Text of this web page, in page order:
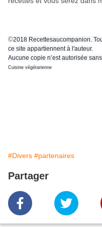
©2018 Recettesaucompanion.
ce site appartiennent à l'auteur.
Aucune copie n’est autorisée
Cuisine végétarienne
#Divers #partenaires
Partager